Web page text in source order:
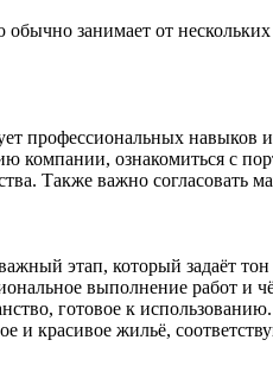
занимает от
профессиональных навыков
компании, ознакомиться с
Также важно согласовать
этап, который задаёт
выполнение работ и
готовое к
и красивое жильё,